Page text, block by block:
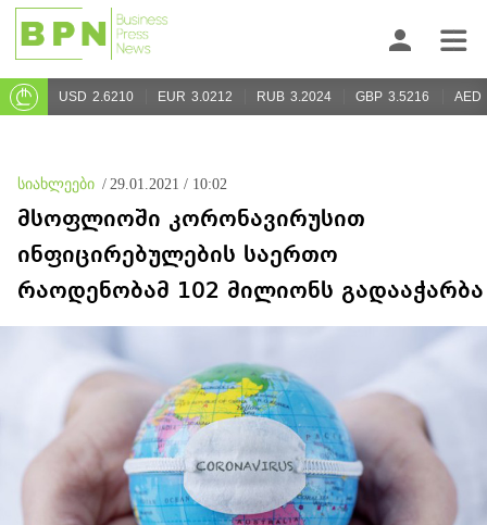
USD 2.6210 EUR 3.0212 RUB 3.2024 GBP 3.5216 AED
სიახლეები / 29.01.2021 / 10:02
მსოფლიოში კორონავირუსით
ინფიცირებულების საერთო
რაოდენობამ 102 მილიონს გადააჭარბა